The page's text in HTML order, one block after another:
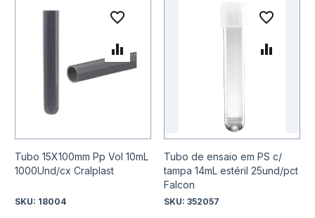
Tubo 15X100mm Pp Vol 10mL
1000Und/cx Cralplast
SKU: 18004
Adicionar à lista de
Adicionar para Comparar
Tubo de ensaio em PS c/
tampa 14mL estéril 25und/pct
Falcon
SKU:352057